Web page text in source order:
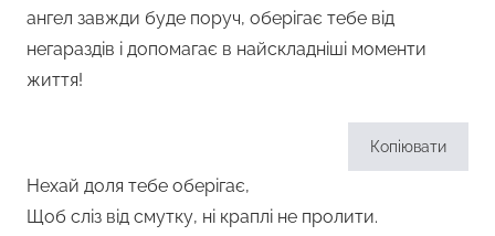
ангел завжди буде поруч, оберігає тебе від
негараздів і допомагає в найскладніші моменти
життя!
Копіювати
Нехай доля тебе оберігає,
Щоб сліз від смутку, ні краплі не пролити.